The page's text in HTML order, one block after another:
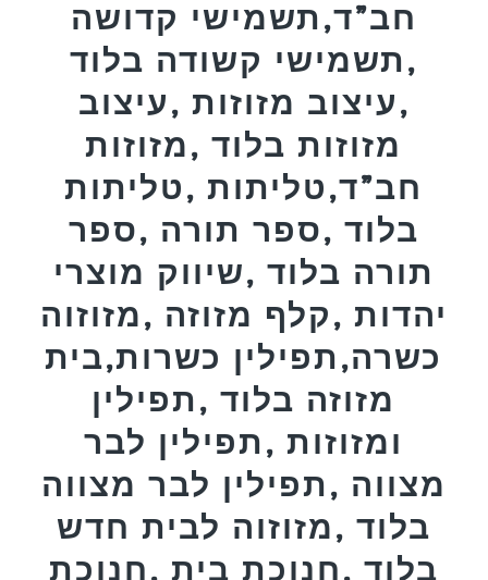
חב”ד,תשמישי קדושה
,תשמישי קשודה בלוד
,עיצוב מזוזות ,עיצוב
מזוזות בלוד ,מזוזות
חב”ד,טליתות ,טליתות
בלוד ,ספר תורה ,ספר
תורה בלוד ,שיווק מוצרי
יהדות ,קלף מזוזה ,מזוזוה
כשרה,תפילין כשרות,בית
מזוזה בלוד ,תפילין
ומזוזות ,תפילין לבר
מצווה ,תפילין לבר מצווה
בלוד ,מזוזוה לבית חדש
בלוד ,חנוכת בית ,חנוכת